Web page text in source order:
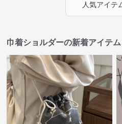
人気アイテ
巾着ショルダーの新着アイテム